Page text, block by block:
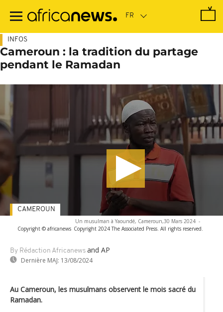
contenu
INFOS
Cameroun : la tradition du partage
pendant le Ramadan
Un musulman à Yaoundé, Cameroun,30 Mars 2024 -
Copyright © africanews Copyright 2024 The Associated Press. All rights reserved.
By Rédaction Africanews and AP
Dernière MAJ: 13/08/2024
CAMEROUN
Au Cameroun, les musulmans observent le mois sacré du
Ramadan.